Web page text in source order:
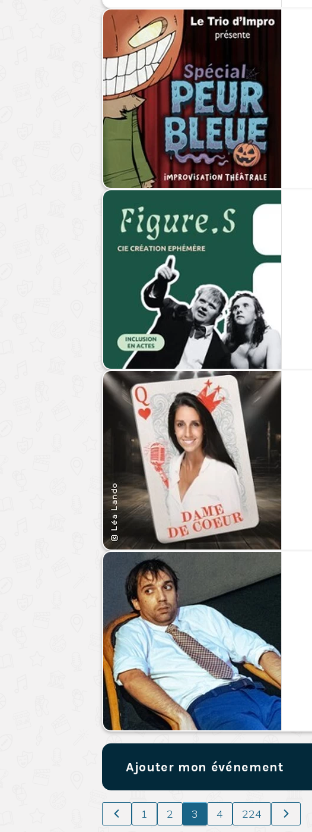
Ajouter mon événement
1 2 3 4 224